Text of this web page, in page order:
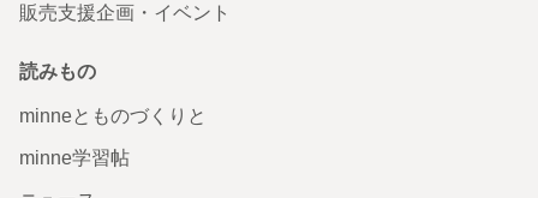
販売支援企画・イベント
読みもの
minneとものづくりと
minne学習帖